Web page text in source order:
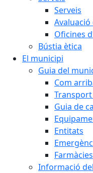
Serveis
Oficines
Bústia ètica
El municipi
Guia del
Com
Guia de
Entitats
Informació